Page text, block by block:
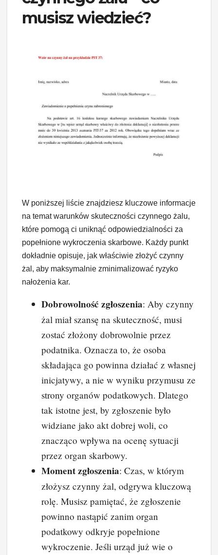
musisz wiedzieć?
W poniższej liście znajdziesz kluczowe informacje
na temat warunków skuteczności czynnego żalu,
które pomogą ci uniknąć odpowiedzialności za
popełnione wykroczenia skarbowe. Każdy punkt
dokładnie opisuje, jak właściwie złożyć czynny
żal, aby maksymalnie zminimalizować ryzyko
nałożenia kar.
Dobrowolność zgłoszenia: Aby czynny
żal miał szansę na skuteczność, musi
zostać złożony dobrowolnie przez
podatnika. Oznacza to, że osoba
składająca go powinna działać z własnej
inicjatywy, a nie w wyniku przymusu ze
strony organów podatkowych. Dlatego
tak istotne jest, by zgłoszenie było
widziane jako akt dobrej woli, co
znacząco wpływa na ocenę sytuacji
przez organ skarbowy.
Moment zgłoszenia: Czas, w którym
złożysz czynny żal, odgrywa kluczową
rolę. Musisz pamiętać, że zgłoszenie
powinno nastąpić zanim organ
podatkowy odkryje popełnione
wykroczenie. Jeśli urząd już wie o